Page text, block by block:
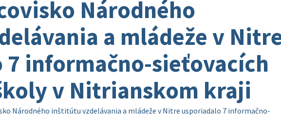
Národného
a mládeže v
7 informačno-sieťovacích
v Nitrianskom kraji
Národného inštitútu vzdelávania a mládeže v Nitre usporiadalo 7 informačno-